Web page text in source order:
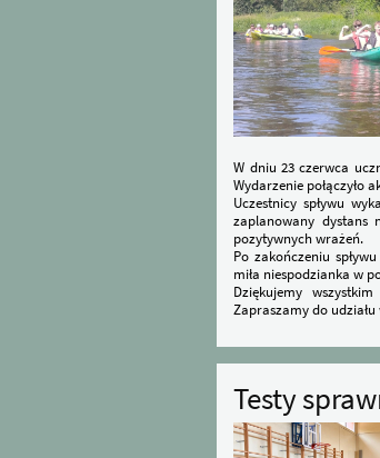
​W dniu 23 czerwca
Wydarzenie połączyło
​Uczestnicy spływu
zaplanowany dystans
pozytywnych wrażeń.
​Po zakończeniu
miła niespodzianka w
​Dziękujemy
Zapraszamy do
Testy